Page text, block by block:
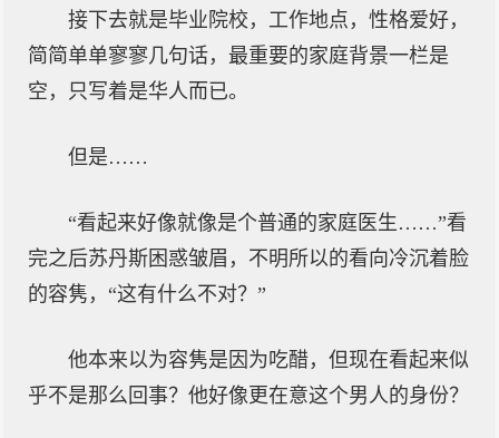
接下去就是毕业院校，工作地点，性格爱好，
简简单单寥寥几句话，最重要的家庭背景一栏是
空，只写着是华人而已。
但是……
“看起来好像就像是个普通的家庭医生……”看
完之后苏丹斯困惑皱眉，不明所以的看向冷沉着脸
的容隽，“这有什么不对？”
他本来以为容隽是因为吃醋，但现在看起来似
乎不是那么回事？他好像更在意这个男人的身份？